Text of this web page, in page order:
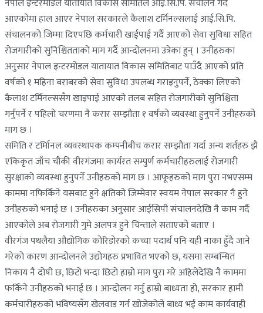
आएकोमा हाल आएर नेपाल सरकारले कैलाश टर्मिनल्सलाई आई.सि.पि.
संचालनको जिम्मा दिएपछि कर्मचारी खाईपाई गर्दै आएको सेवा सुविधा सहित
रोजगारीको सुनिश्चितताको माग गर्दै आन्दोलनमा उत्रेका हुन् । उनीहरुका
अनुसार नेपाल इन्टरमोडल यातायात विकास समितिबाट पाउँदै आएको प्रति
वर्षको १ महिना बराबरको सेवा सुविधा उपलब्ध गराइनुपर्ने, ठेक्का लिएको
कैलाश टर्मिनल्ससँग खाइपाई आएको तलब सहित रोजगारीको सुनिश्चिता
गर्नुपर्ने र पहिलो चरणमा नै करार सम्झौता १ वर्षको व्यवस्था हुनुपर्ने उनीहरुको
माग छ ।
समिति र टर्मिानल व्यवस्थापक कम्पनीबीच करार सम्झौता गर्दा अन्य शर्तहरु झै
एकिकृत जाँच चौकी वीरगंजमा कार्यरत सम्पुर्ण कर्मचारीहरुलाई रोजगारी
सुरक्षाको व्यवस्था हुनुपर्ने उनीहरुको माग छ । आफूहरुको माग पुरा नभएसम्म
काममा नफिर्किने यसबाट हुने क्षतिको जिम्मेवार स्वयम नेपाल सरकार नै हुने
उनीहरुको भनाई छ । उनीहरुका अनुसार आईसिपी संचालनदेखि नै काम गर्दै
आएकोले अब रोजगारी गुमे अलपत्र हुने चिन्ताले सताएको बताए ।
वीरगंज पथलैया औद्योगिक कोरिडोरको कच्चा पदार्थ पनि यही नाका हुँदै जाने
गरेको कारण आन्दोलनले उद्योगहरु प्रभावित भएको छ, यसमा सम्बन्धित
निकाय नै दोषी छ, छिटो भन्दा छिटो हाम्रो माग पुरा गरे अहिलेदेखि नै काममा
फर्किने उनीहरुको भनाई छ । आन्दोलन गर्नु हाम्रो बाध्यता हो, सरकार हामी
कर्मचारीहरुको भविष्यसँग खेलवाड गर्न खोजेकोले बाध्य भई काम कार्यवाही